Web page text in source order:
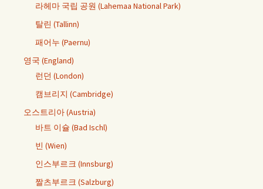
라헤마 국립 공원 (Lahemaa National Park)
탈린 (Tallinn)
패어누 (Paernu)
영국 (England)
런던 (London)
캠브리지 (Cambridge)
오스트리아 (Austria)
바트 이슐 (Bad Ischl)
빈 (Wien)
인스부르크 (Innsburg)
짤츠부르크 (Salzburg)